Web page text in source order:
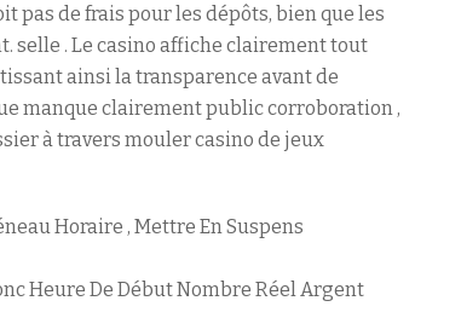
pas de frais pour les dépôts, bien que les
selle . Le casino affiche clairement tout
ainsi la transparence avant de
manque clairement public corroboration ,
à travers mouler casino de jeux
Horaire , Mettre En Suspens
Heure De Début Nombre Réel Argent